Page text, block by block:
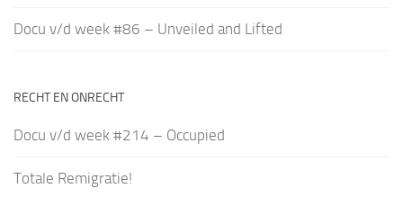
Docu v/d week #86 – Unveiled and Lifted
RECHT EN ONRECHT
Docu v/d week #214 – Occupied
Totale Remigratie!